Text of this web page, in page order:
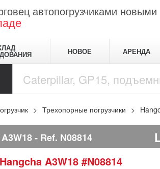
автопогрузчиками
НОВОЕ АРЕНДА
Трехопорные погрузчики
Ref. N08814
Hangcha A3W18 #N08814